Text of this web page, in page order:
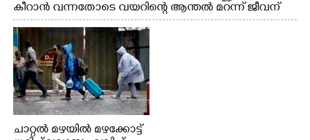
കീറാൻ വന്നതോടെ വയറിന്റെ ആന്തൽ മറന്ന് ജീവന്
വേണ്ടിയായി ഓട്ടം. എറണാകുളം വാത്തുരുത്തിയിൽ
നിന്നുള്ള കാഴ്ച
ചാറ്റൽ മഴയിൽ മഴക്കോട്ട്